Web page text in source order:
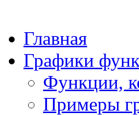
Главная
Графики
Функции,
Примеры